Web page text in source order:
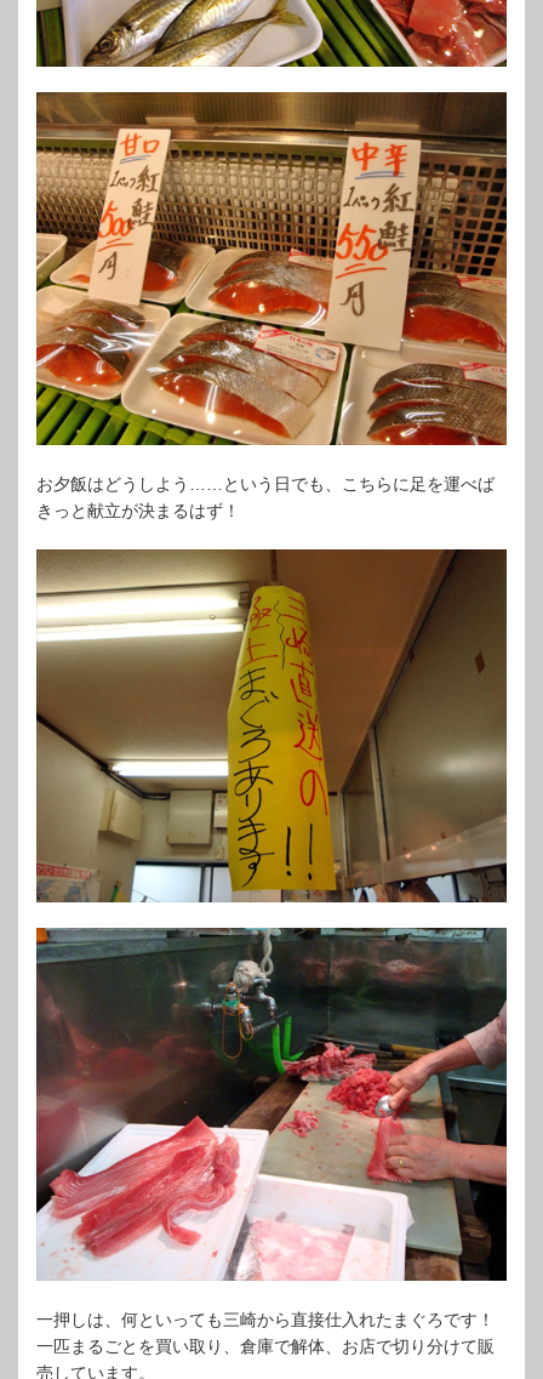
お夕飯はどうしよう……という日でも、こちらに足を運べば
きっと献立が決まるはず！
一押しは、何といっても三崎から直接仕入れたまぐろです！
一匹まるごとを買い取り、倉庫で解体、お店で切り分けて販
売しています。